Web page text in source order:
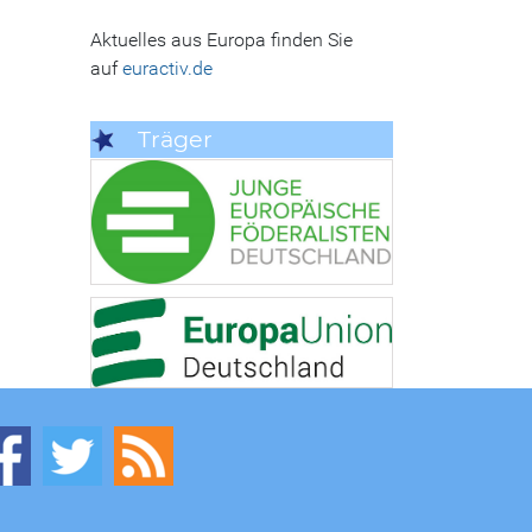
Aktuelles aus Europa finden Sie
aufeuractiv.de
Träger